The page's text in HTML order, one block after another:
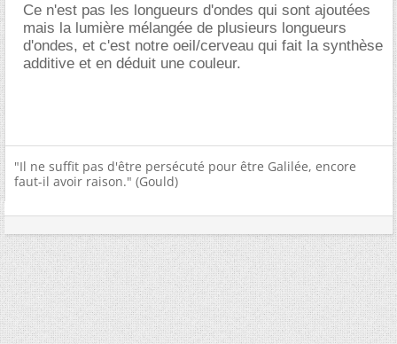
Ce n'est pas les longueurs d'ondes qui sont ajoutées
mais la lumière mélangée de plusieurs longueurs
d'ondes, et c'est notre oeil/cerveau qui fait la synthèse
additive et en déduit une couleur.
"Il ne suffit pas d'être persécuté pour être Galilée, encore
faut-il avoir raison." (Gould)